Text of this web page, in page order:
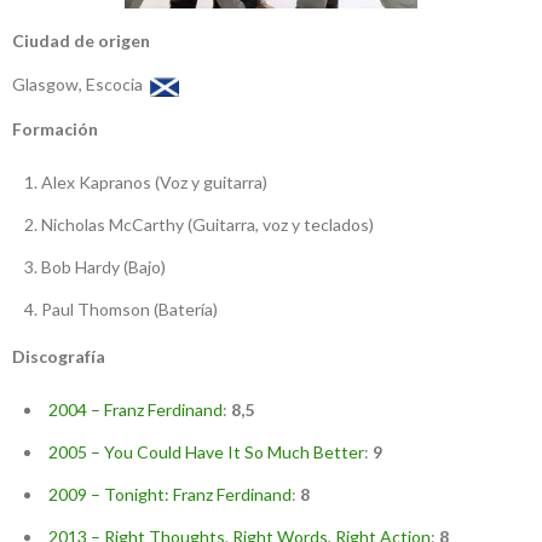
Ciudad de origen
Glasgow, Escocia
Formación
Alex Kapranos (Voz y guitarra)
Nicholas McCarthy (Guitarra, voz y teclados)
Bob Hardy (Bajo)
Paul Thomson (Batería)
Discografía
2004 – Franz Ferdinand: 8,5
2005 – You Could Have It So Much Better: 9
2009 – Tonight: Franz Ferdinand: 8
2013 – Right Thoughts, Right Words, Right Action: 8